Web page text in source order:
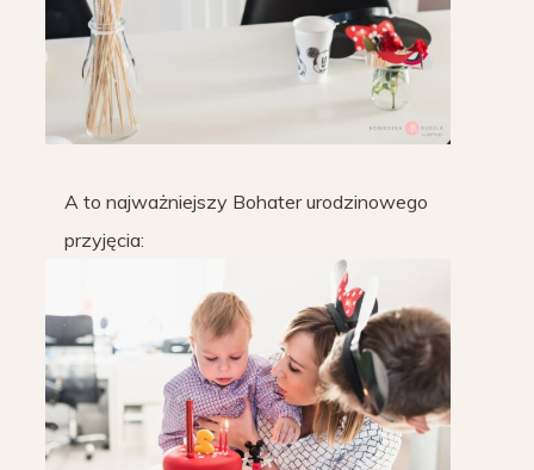
A to najważniejszy Bohater urodzinowego
przyjęcia: